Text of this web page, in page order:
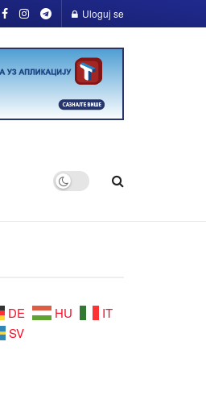
Uloguj se
DE HU
IT
SV